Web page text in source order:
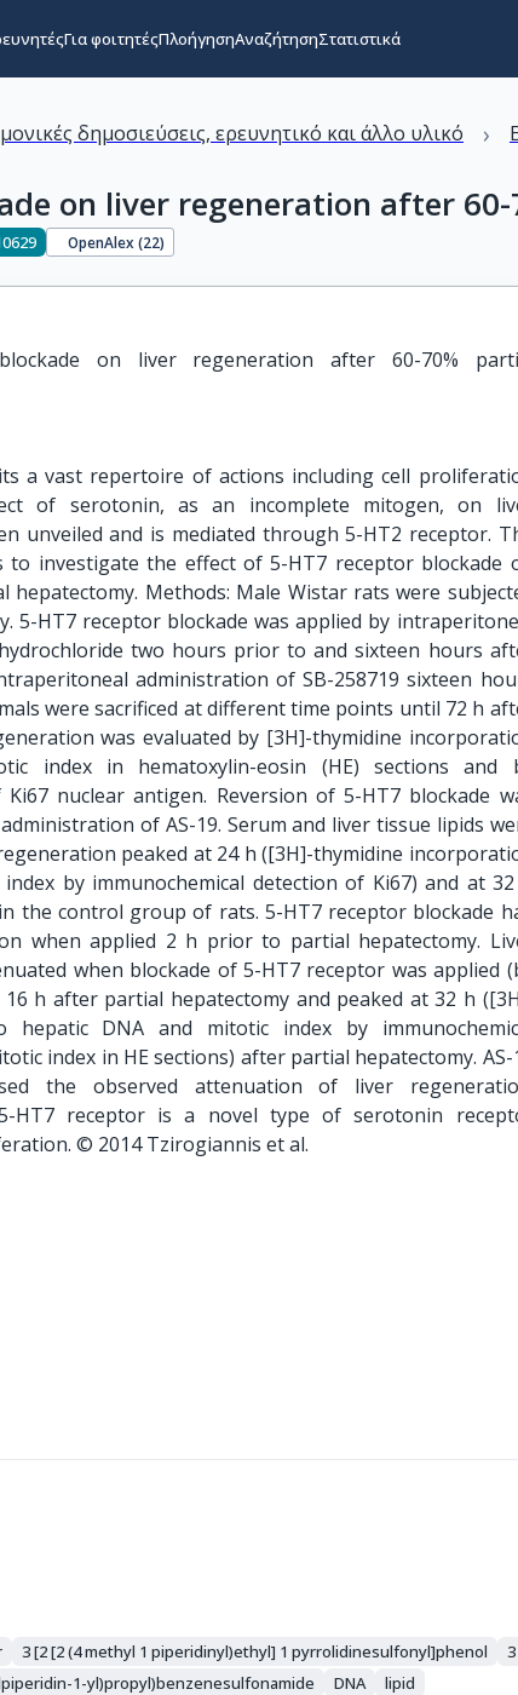
Για φοιτητέςΠλοήγησηΑναζήτησηΣτατιστικά
δημοσιεύσεις, ερευνητικό και άλλο υλικό ›
on liver regeneration after
OpenAlex (22)
on liver regeneration after 60-70%
a vast repertoire of actions including cell
of serotonin, as an incomplete mitogen, on
unveiled and is mediated through 5-HT2 receptor.
investigate the effect of 5-HT7 receptor blockade
Methods: Male Wistar rats were
5-HT7 receptor blockade was applied by
two hours prior to and sixteen hours
administration of SB-258719 sixteen
were sacrificed at different time points until 72 h
was evaluated by [3H]-thymidine
index in hematoxylin-eosin (HE) sections and
nuclear antigen. Reversion of 5-HT7 blockade
of AS-19. Serum and liver tissue lipids
peaked at 24 h ([3H]-thymidine
by immunochemical detection of Ki67) and at
the control group of rats. 5-HT7 receptor blockade
when applied 2 h prior to partial hepatectomy.
when blockade of 5-HT7 receptor was applied
16 h after partial hepatectomy and peaked at 32 h
hepatic DNA and mitotic index by
index in HE sections) after partial hepatectomy. AS-
the observed attenuation of liver
HT7 receptor is a novel type of serotonin
© 2014 Tzirogiannis et al.
3 [2 [2 (4 methyl 1 piperidinyl)ethyl] 1 pyrrolidinesulfonyl]phenol
3
1-yl)propyl)benzenesulfonamide
DNA
lipid